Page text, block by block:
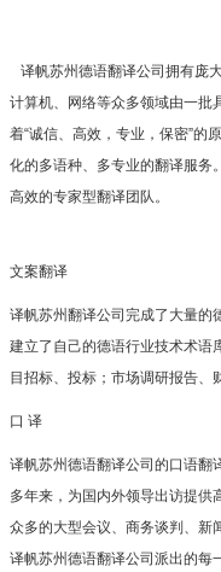
译帆苏州德语翻译公司拥有庞
计算机、网络等众多领域由一批
着“诚信、高效，专业，保密”的
化的多语种、多专业的翻译服务
高效的专家型翻译团队。
文案翻译
译帆苏州翻译公司完成了大量的
建立了自己的德语行业技术术语
目招标、投标；市场调研报告、
口 译
译帆苏州德语翻译公司的口语翻
多年来，为国内外领导出访提供
众多的大型会议、商务谈判、新
译帆苏州德语翻译公司派出的每